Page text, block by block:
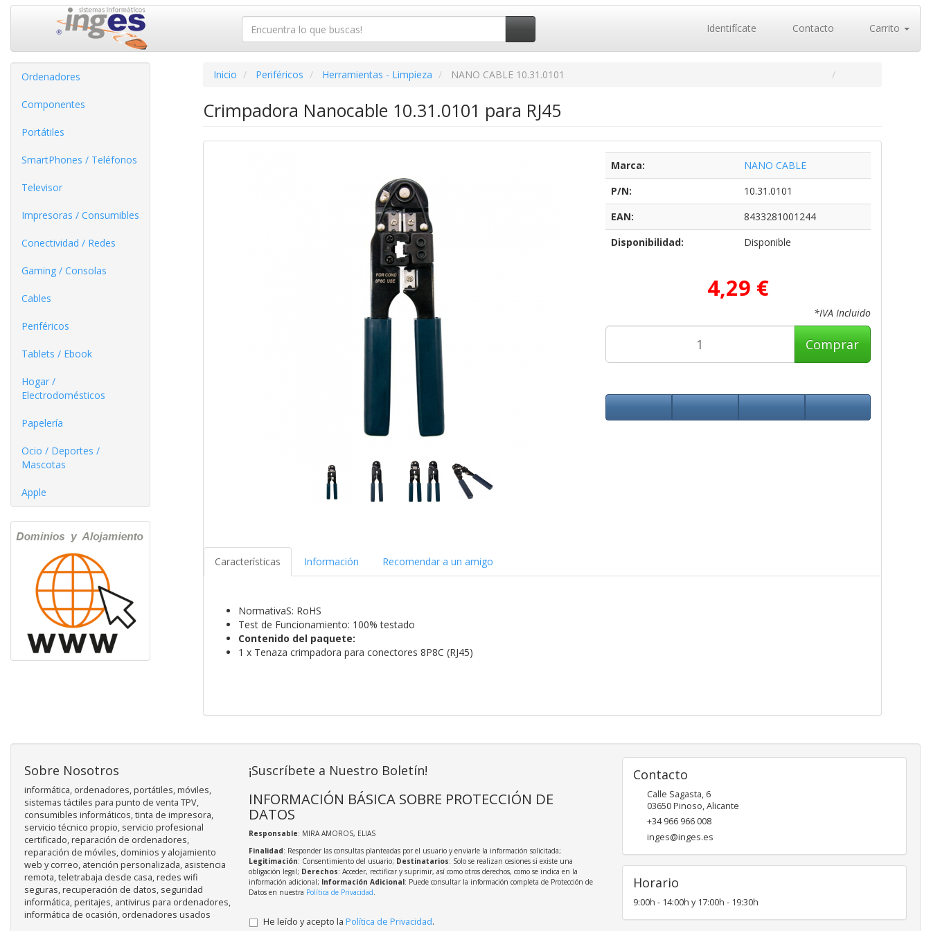
Identifícate Contacto Carrito
Ordenadores
Componentes
Portátiles
SmartPhones / Teléfonos
Televisor
Impresoras / Consumibles
Conectividad / Redes
Gaming / Consolas
Cables
Periféricos
Tablets / Ebook
Hogar /
Electrodomésticos
Papelería
Ocio / Deportes /
Mascotas
Apple
Inicio Periféricos Herramientas - Limpieza NANO CABLE 10.31.0101
Crimpadora Nanocable 10.31.0101 para RJ45
Marca:
NANO CABLE
P/N:
10.31.0101
EAN:
8433281001244
Disponibilidad:
Disponible
4,29 €
*IVA Incluido
Comprar
Características Información Recomendar a un amigo
NormativaS: RoHS
Test de Funcionamiento: 100% testado
Contenido del paquete:
1 x Tenaza crimpadora para conectores 8P8C (RJ45)
Sobre Nosotros
informática, ordenadores, portátiles, móviles,
sistemas táctiles para punto de venta TPV,
consumibles informáticos, tinta de impresora,
servicio técnico propio, servicio profesional
certificado, reparación de ordenadores,
reparación de móviles, dominios y alojamiento
web y correo, atención personalizada, asistencia
remota, teletrabaja desde casa, redes wifi
seguras, recuperación de datos, seguridad
informática, peritajes, antivirus para ordenadores,
informática de ocasión, ordenadores usados
¡Suscríbete a Nuestro Boletín!
INFORMACIÓN BÁSICA SOBRE PROTECCIÓN DE
DATOS
Responsable: MIRA AMOROS, ELIAS
Finalidad: Responder las consultas planteadas por el usuario y enviarle la información solicitada;
Legitimación: Consentimiento del usuario; Destinatarios: Solo se realizan cesiones si existe una
obligación legal; Derechos: Acceder, rectificar y suprimir, así como otros derechos, como se indica en la
información adicional; Información Adicional: Puede consultar la información completa de Protección de
Datos en nuestra Política de Privacidad.
He leído y acepto la Política de Privacidad.
Contacto
Calle Sagasta, 6
03650Pinoso,Alicante
+34 966 966 008
inges@inges.es
Horario
9:00h - 14:00h y 17:00h - 19:30h